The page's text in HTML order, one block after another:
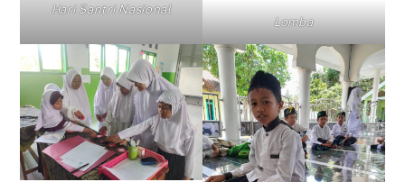
Hari Santri Nasional
Lomba